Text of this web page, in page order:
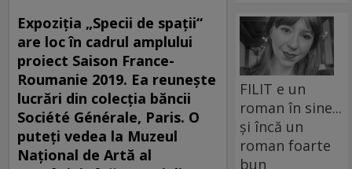
Expoziția „Specii de spații“
are loc în cadrul amplului
proiect Saison France-
Roumanie 2019. Ea reunește
lucrări din colecția băncii
Société Générale, Paris. O
puteți vedea la Muzeul
Național de Artă al
FILIT e un
roman în sine...
și încă un
roman foarte
bun